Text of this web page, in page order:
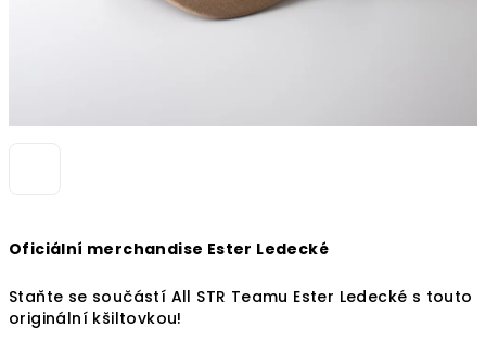
Oficiální merchandise Ester Ledecké
Staňte se součástí All STR Teamu Ester Ledecké s touto
originální kšiltovkou!